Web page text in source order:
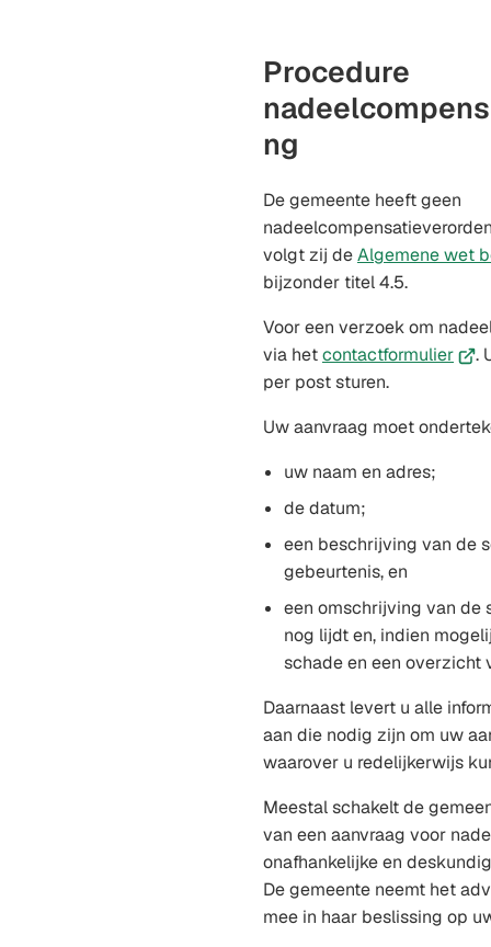
Procedure
ng
De gemeente heeft geen
volgt zij deAlgemene wet
bijzonder titel 4.5.
Voor een verzoek om
via hetcontactformulier
.
per post sturen.
Uw aanvraag moet
uw naam en adres;
de datum;
een beschrijving van de
gebeurtenis, en
een omschrijving van de
nog lijdt en, indien
schade en een overzicht
Daarnaast levert u alle
aan die nodig zijn om uw
waarover u redelijkerwijs
Meestal schakelt de
van een aanvraag voor
onafhankelijke en
De gemeente neemt het
mee in haar beslissing op